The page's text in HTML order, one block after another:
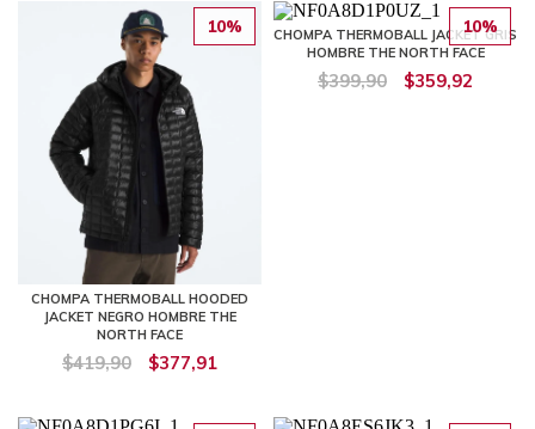
10%
CHOMPA THERMOBALL HOODED
JACKET NEGRO HOMBRE THE
NORTH FACE
$419,90 $377,91
10%
CHOMPA THERMOBALL JACKET GRIS
HOMBRE THE NORTH FACE
$399,90 $359,92